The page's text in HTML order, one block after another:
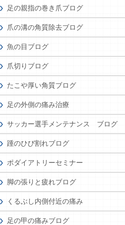
足の親指の巻き爪ブログ
爪の溝の角質除去ブログ
魚の目ブログ
爪切りブログ
たこや厚い角質ブログ
足の外側の痛み治療
サッカー選手メンテナンス ブログ
踵のひび割れブログ
ポダイアトリーセミナー
脚の張りと疲れブログ
くるぶし内側付近の痛み
足の甲の痛みブログ